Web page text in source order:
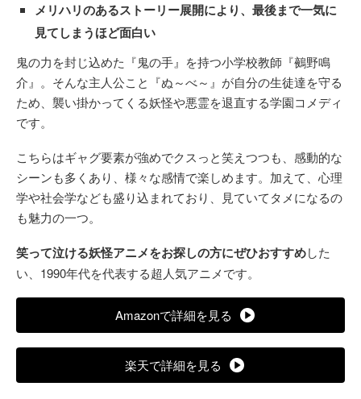
メリハリのあるストーリー展開により、最後まで一気に
見てしまうほど面白い
鬼の力を封じ込めた『鬼の手』を持つ小学校教師『鵺野鳴
介』。そんな主人公こと『ぬ～べ～』が自分の生徒達を守る
ため、襲い掛かってくる妖怪や悪霊を退直する学園コメディ
です。
こちらはギャグ要素が強めでクスっと笑えつつも、感動的な
シーンも多くあり、様々な感情で楽しめます。加えて、心理
学や社会学なども盛り込まれており、見ていてタメになるの
も魅力の一つ。
笑って泣ける妖怪アニメをお探しの方にぜひおすすめした
い、1990年代を代表する超人気アニメです。
Amazonで詳細を見る
楽天で詳細を見る